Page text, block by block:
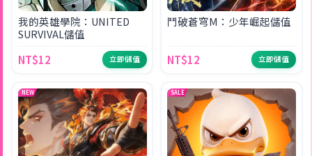
我的英雄學院：UNITED
SURVIVAL儲值
NT$12
立即儲值
鬥破蒼穹M：少年崛起儲值
NT$12 立即儲值
NEW SALE